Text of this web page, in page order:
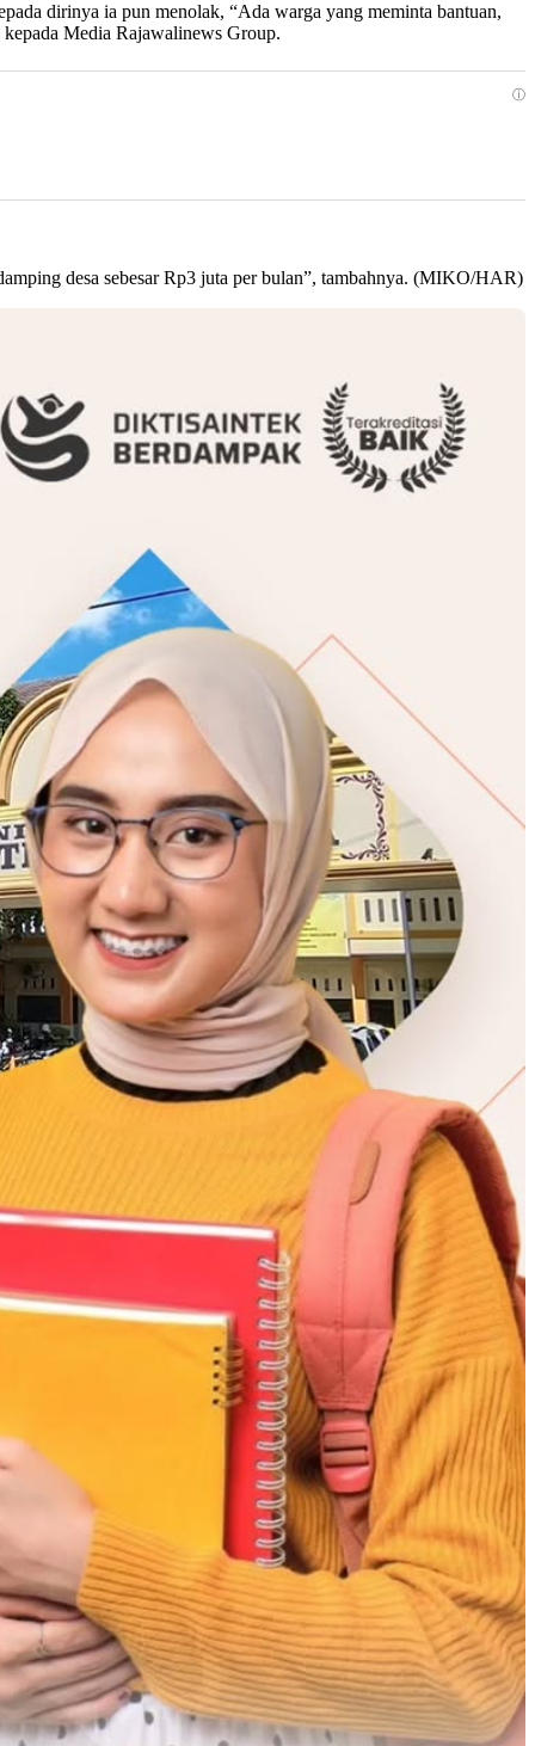
dirinya ia pun menolak, “Ada warga yang meminta bantuan,
kepada Media Rajawalinews Group.
ⓘ
desa sebesar Rp3 juta per bulan”, tambahnya. (MIKO/HAR)